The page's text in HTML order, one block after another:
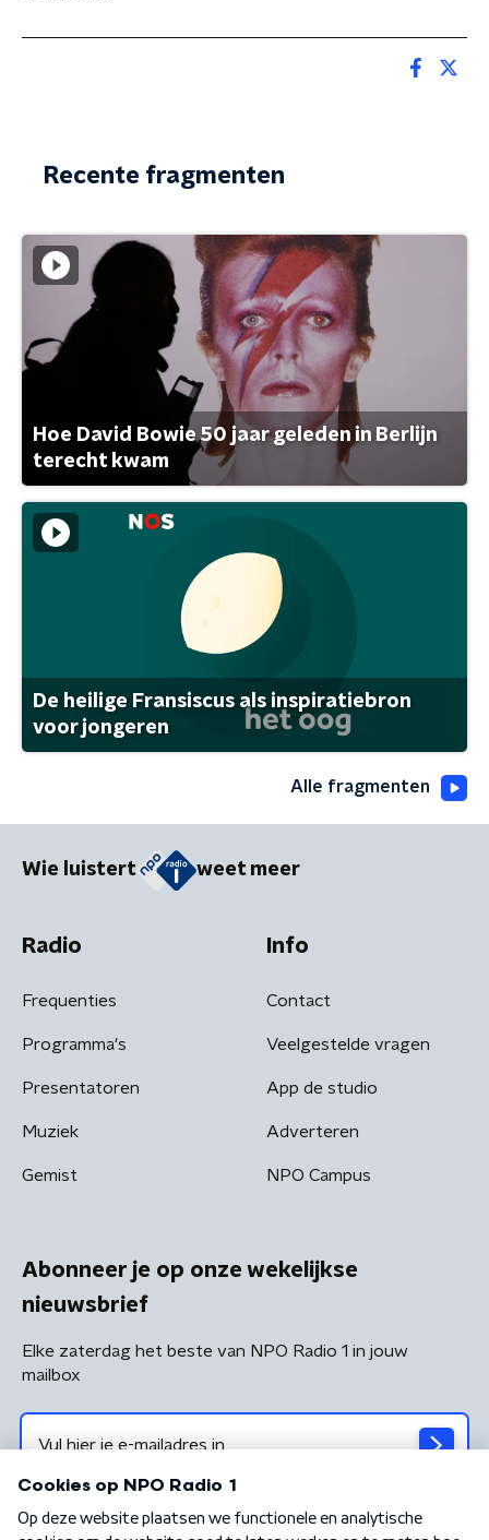
Recente fragmenten
Hoe David Bowie 50 jaar geleden in Berlijn
terecht kwam
De heilige Fransiscus als inspiratiebron
voor jongeren
Alle fragmenten
Wie luistert weet meer
Radio
Frequenties
Programma's
Presentatoren
Muziek
Gemist
Info
Contact
Veelgestelde vragen
App de studio
Adverteren
NPO Campus
Abonneer je op onze wekelijkse
nieuwsbrief
Elke zaterdag het beste van NPO Radio 1 in jouw
mailbox